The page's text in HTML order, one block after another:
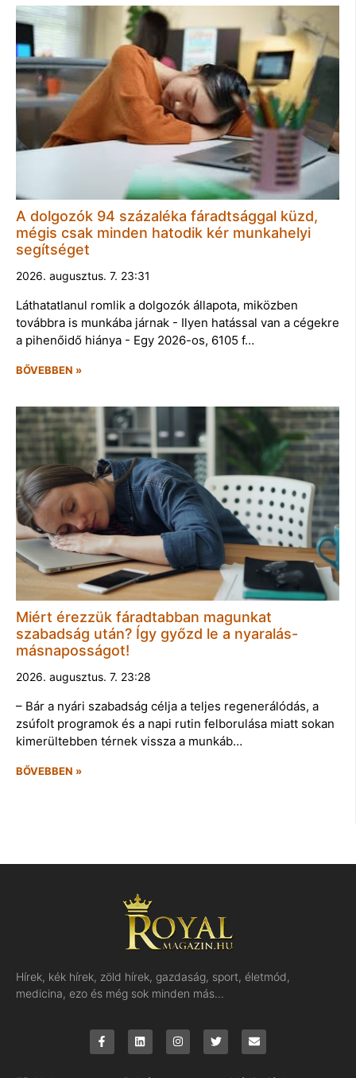
A dolgozók 94 százaléka fáradtsággal küzd,
mégis csak minden hatodik kér munkahelyi
segítséget
2026. augusztus. 7. 23:31
Láthatatlanul romlik a dolgozók állapota, miközben
továbbra is munkába járnak - Ilyen hatással van a cégekre
a pihenőidő hiánya - Egy 2026-os, 6105 f…
BŐVEBBEN »
Miért érezzük fáradtabban magunkat
szabadság után? Így győzd le a nyaralás-
másnaposságot!
2026. augusztus. 7. 23:28
– Bár a nyári szabadság célja a teljes regenerálódás, a
zsúfolt programok és a napi rutin felborulása miatt sokan
kimerültebben térnek vissza a munkáb…
BŐVEBBEN »
Hírek, kék hírek, zöld hírek, gazdaság, sport, életmód,
medicina, ezo és még sok minden más…